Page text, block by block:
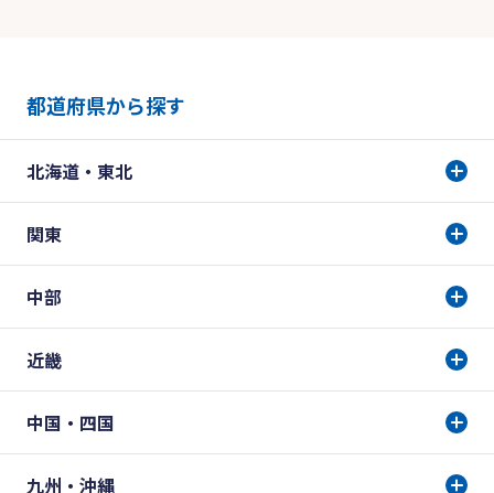
都道府県から探す
北海道・東北
関東
中部
近畿
中国・四国
九州・沖縄